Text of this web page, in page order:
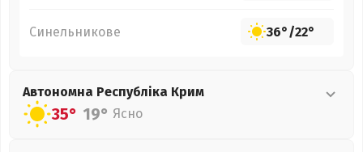
Синельникове 36°/22°
Автономна Республіка Крим
35° 19° Ясно